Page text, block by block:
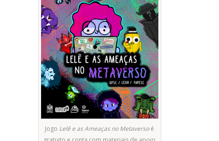
Jogo Lelê e as Ameaças no Metaversoé